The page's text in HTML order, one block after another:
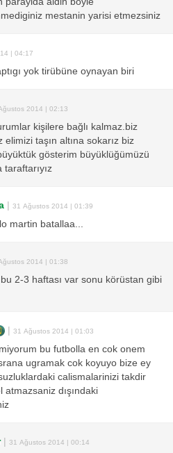
mestanin yarisi etmezsiniz
| 04:17
yok tirübüne oynayan biri
2014 | 02:13
kişilere bağlı kalmaz.biz
taşın altına sokarız biz
gösterim büyüklüğümüzü
| 31 Ağustos 2014 | 01:39
martin batallaa...
2014 | 01:38
2-3 haftası var sonu körüstan gibi
| 31 Ağustos 2014 | 01:03
bu futbolla en cok onem
ugramak cok koyuyo bize ey
calismalarinizi takdir
dışındaki
| 31 Ağustos 2014 | 00:14